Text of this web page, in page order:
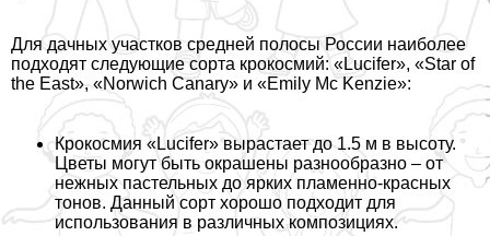
Для дачных участков средней полосы России наиболее
подходят следующие сорта крокосмий: «Lucifer», «Star of
the East», «Norwich Canary» и «Emily Mc Kenzie»:
Крокосмия «Lucifer» вырастает до 1.5 м в высоту.
Цветы могут быть окрашены разнообразно – от
нежных пастельных до ярких пламенно-красных
тонов. Данный сорт хорошо подходит для
использования в различных композициях.